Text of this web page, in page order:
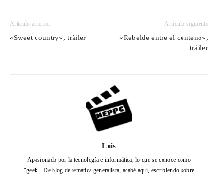
Artículo anterior
«Sweet country», tráiler
Artículo siguiente
«Rebelde entre el centeno»,
tráiler
Luis
Apasionado por la tecnología e informática, lo que se conoce como
"geek". De blog de temática generalista, acabé aquí, escribiendo sobre